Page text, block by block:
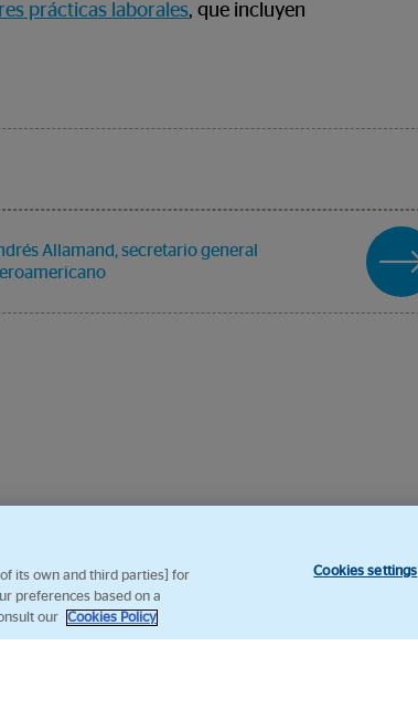
prácticas laborales, que incluyen
Allamand, secretario general
its own and third parties] for
preferences based on a
our
Cookies Policy
Cookies settings